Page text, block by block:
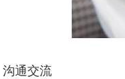
通交流